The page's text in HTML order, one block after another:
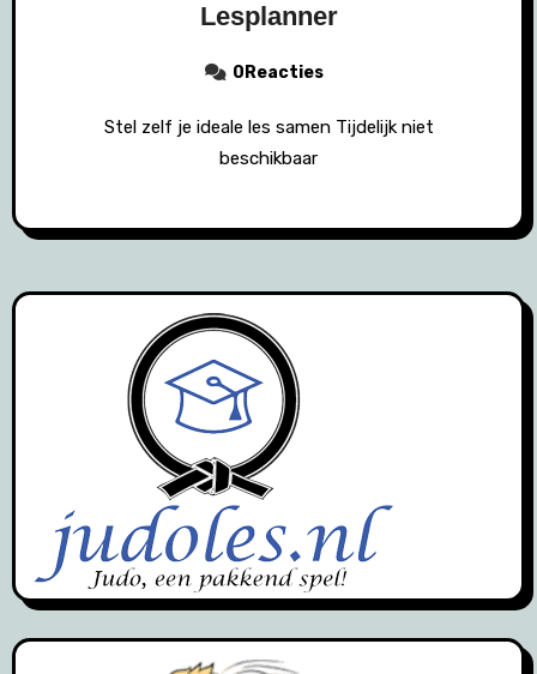
Lesplanner
0Reacties
Stel zelf je ideale les samen Tijdelijk niet
beschikbaar